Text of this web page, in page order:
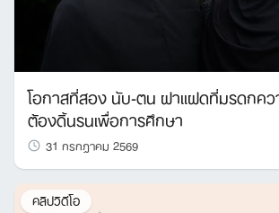
โอกาสที่สอง นับ-ตน ฝาแฝดที่มรดกคว
ต้องดิ้นรนเพื่อการศึกษา
31 กรกฎาคม 2569
คลิปวิดีโอ